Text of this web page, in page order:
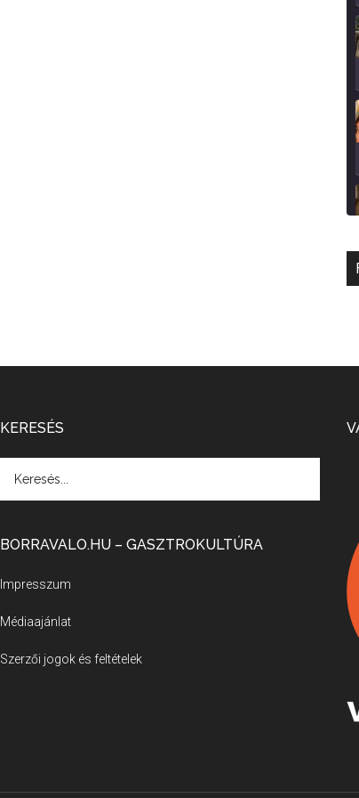
KERESÉS
BORRAVALO.HU – GASZTROKULTÚRA
Impresszum
Médiaajánlat
Szerzői jogok és feltételek